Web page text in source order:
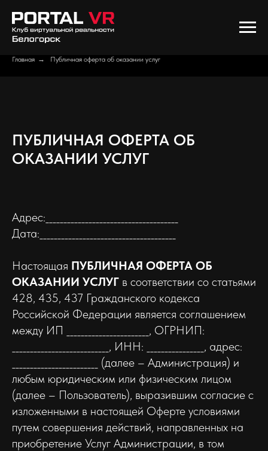
Главная → Публичная оферта об оказании услуг
ПУБЛИЧНАЯ ОФЕРТА ОБ
ОКАЗАНИИ УСЛУГ
Адрес:_____________________________________
Дата:______________________________________
Настоящая ПУБЛИЧНАЯ ОФЕРТА ОБ
ОКАЗАНИИ УСЛУГ в соответствии со статьями
428, 435, 437 Гражданского кодекса
Российской Федерации является соглашением
между ИП _______________________, ОГРНИП:
___________________________, ИНН: ________________, адрес:
________________________ (далее – Администрация) и
любым юридическим или физическим лицом
(далее – Пользователь), выразившим согласие с
изложенными в настоящей Оферте условиями
путем совершения действий, направленных на
приобретение Услуг Администрации, в том